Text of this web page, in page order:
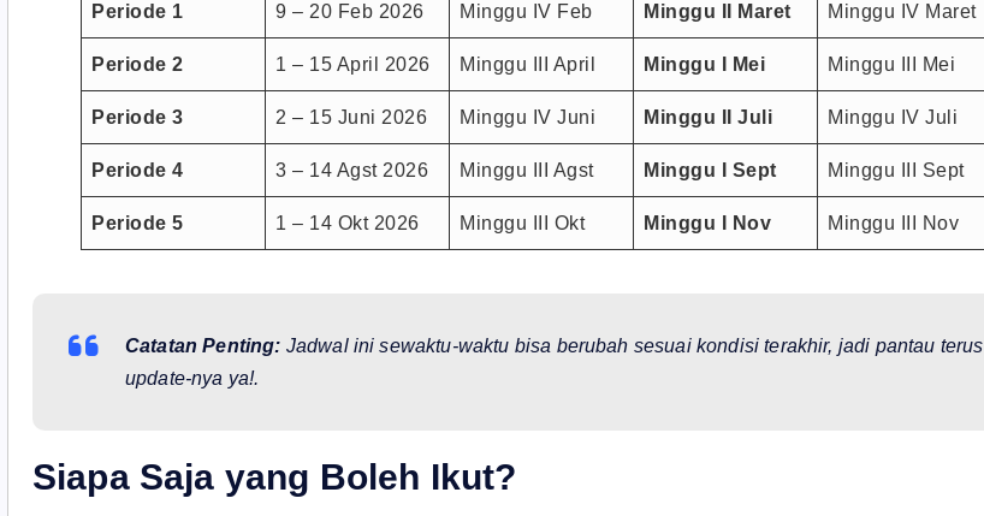
Periode 1 9 – 20 Feb 2026 Minggu IV Feb Minggu II Maret Minggu IV Maret
Periode 2 1 – 15 April 2026 Minggu III April Minggu I Mei Minggu III Mei
Periode 3 2 – 15 Juni 2026 Minggu IV Juni Minggu II Juli Minggu IV Juli
Periode 4 3 – 14 Agst 2026 Minggu III Agst Minggu I Sept Minggu III Sept
Periode 5 1 – 14 Okt 2026 Minggu III Okt Minggu I Nov Minggu III Nov
Catatan Penting: Jadwal ini sewaktu-waktu bisa berubah sesuai kondisi terakhir, jadi pantau terus
update-nya ya!.
Siapa Saja yang Boleh Ikut?